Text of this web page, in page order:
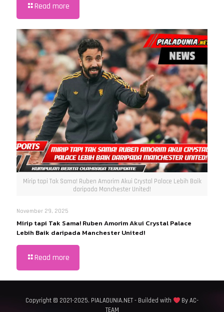
Read more
Mirip tapi Tak Sama! Ruben Amorim Akui Crystal Palace Lebih Baik
daripada Manchester United!
November 29, 2025
Mirip tapi Tak Sama! Ruben Amorim Akui Crystal Palace
Lebih Baik daripada Manchester United!
Read more
Copyright © 2021-2025. PIALADUNIA.NET - Builded with
By AC-
TEAM